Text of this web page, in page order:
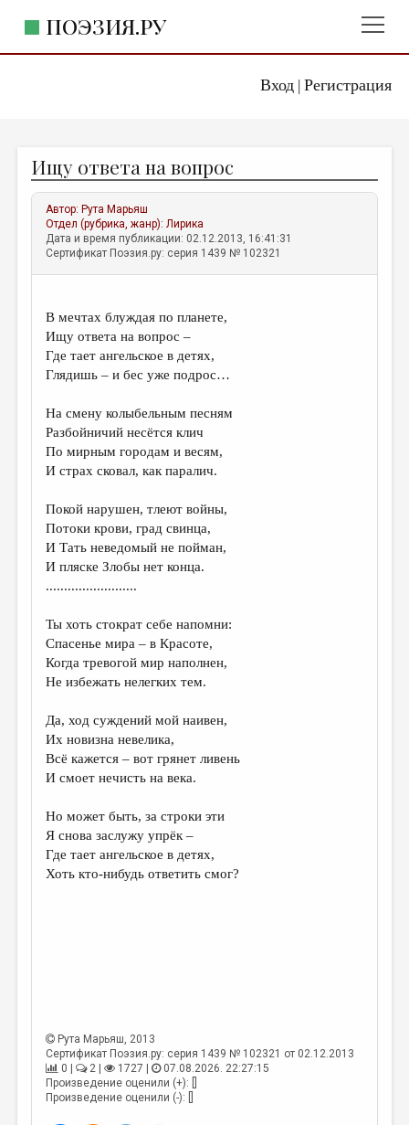
Вход| Регистрация
ПОЭЗИЯ.РУ
ЖАНРЫ
АВТОРЫ
КОММЕНТАРИИ
ЛИТСАЛОН
ПРАВИЛА САЙТА
ОТДЕЛЫ И РУБРИКИ
ИЗБРАННОЕ
ДАЙДЖЕСТ
ПРОИЗВЕДЕНИЯ
ПЕРЕВОДЫ
КОНКУРСЫ
ДЕТСКАЯ КОМНАТА
КНИЖНАЯ ПОЛКА
ОБЗОР ЛИТЕРАТУРЫ
СТРАНИЦЫ ПАМЯТИ
ОБЪЯВЛЕНИЯ
КОЛОНКА РЕДАКТОРА
РЕДКОЛЛЕГИЯ
МАЛАЯ ПРОЗА
ЭССЕИСТИКА
ТРЕДИАКОВСКИЙ
МЕДИА
Ищу ответа на вопрос
Автор: Рута Марьяш
Отдел (рубрика, жанр):Лирика
Дата и время публикации: 02.12.2013, 16:41:31
Сертификат Поэзия.ру: серия 1439 № 102321
В мечтах блуждая по планете,
Ищу ответа на вопрос –
Где тает ангельское в детях,
Глядишь – и бес уже подрос…
На смену колыбельным песням
Разбойничий несётся клич
По мирным городам и весям,
И страх сковал, как паралич.
Покой нарушен, тлеют войны,
Потоки крови, град свинца,
И Тать неведомый не пойман,
И пляске Злобы нет конца.
.........................
Ты хоть стократ себе напомни:
Спасенье мира – в Красоте,
Когда тревогой мир наполнен,
Не избежать нелегких тем.
Да, ход суждений мой наивен,
Их новизна невелика,
Всё кажется – вот грянет ливень
И смоет нечисть на века.
Но может быть, за строки эти
Я снова заслужу упрёк –
Где тает ангельское в детях,
Хоть кто-нибудь ответить смог?
Рута Марьяш, 2013
Сертификат Поэзия.ру: серия 1439 № 102321 от 02.12.2013
0 |
2 | 1727 |
07.08.2026. 22:27:15
Произведение оценили (+): []
Произведение оценили (-): []